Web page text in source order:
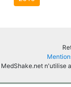
MedShake.net n'utilise